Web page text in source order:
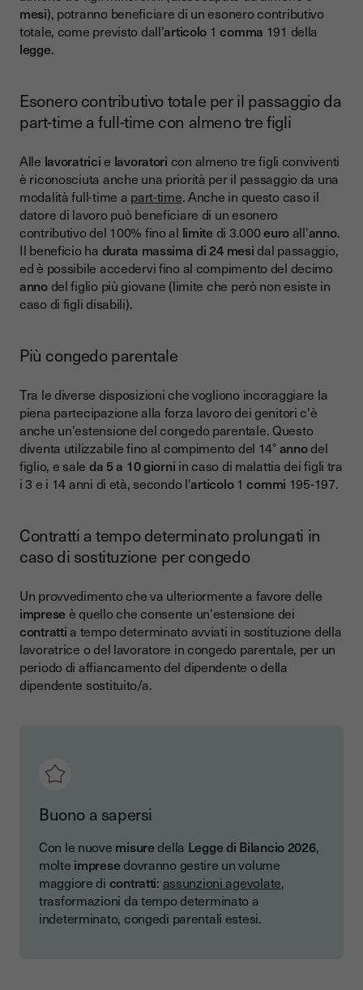
mesi), potranno beneficiare di un esonero contributivo
totale, come previsto dall'articolo 1comma 191 della
legge.
Esonero contributivo totale per il passaggio da
part-time a full-time con almeno tre figli
Alle lavoratricie lavoratori con almeno tre figli conviventi
è riconosciuta anche una priorità per il passaggio da una
modalità full-time a part-time. Anche in questo caso il
datore di lavoro può beneficiare di un esonero
contributivo del 100% fino al limitedi 3.000euroall'anno.
Il beneficio ha durata massima di 24 mesidal passaggio,
ed è possibile accedervi fino al compimento del decimo
annodel figlio più giovane (limite che però non esiste in
caso di figli disabili).
Più congedo parentale
Tra le diverse disposizioni che vogliono incoraggiare la
piena partecipazione alla forza lavoro dei genitori c'è
anche un'estensione del congedo parentale. Questo
diventa utilizzabile fino al compimento del 14°annodel
figlio, e sale da 5 a 10 giorni in caso di malattia dei figli tra
i 3 e i 14 anni di età, secondo l'articolo1commi 195-197.
Contratti a tempo determinato prolungati in
caso di sostituzione per congedo
Un provvedimento che va ulteriormente a favore delle
impreseè quello che consente un'estensione dei
contrattia tempo determinato avviati in sostituzione della
lavoratrice o del lavoratore in congedo parentale, per un
periodo di affiancamento del dipendente o della
dipendente sostituito/a.
Buono a sapersi
Con le nuove misuredella Legge di Bilancio 2026,
molte impresedovranno gestire un volume
maggiore di contratti: assunzioni agevolate,
trasformazioni da tempo determinato a
indeterminato, congedi parentali estesi.